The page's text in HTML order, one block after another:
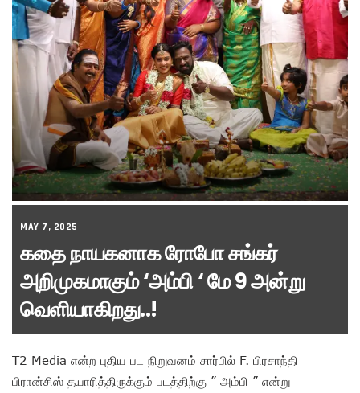
MAY 7, 2025
கதை நாயகனாக ரோபோ சங்கர்
அறிமுகமாகும் ‘அம்பி ‘ மே 9 அன்று
வெளியாகிறது..!
T2 Media என்ற புதிய பட நிறுவனம் சார்பில் F. பிரசாந்தி
பிரான்சிஸ் தயாரித்திருக்கும் படத்திற்கு ” அம்பி ” என்று